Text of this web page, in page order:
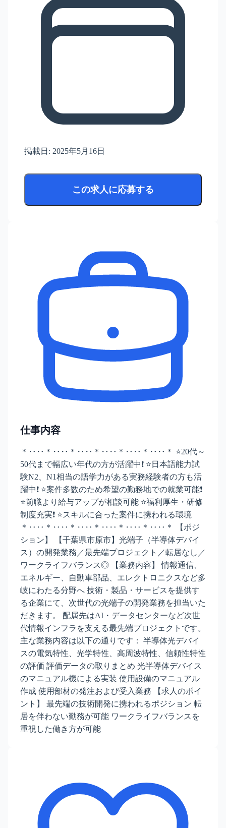
掲載日: 2025年5月16日
この求人に応募する
仕事内容
＊‥‥＊‥‥＊‥‥＊‥‥＊‥‥＊‥‥＊ ⭐20代～
50代まで幅広い年代の方が活躍中❗ ⭐日本語能力試
験N2、N1相当の語学力がある実務経験者の方も活
躍中❗ ⭐案件多数のため希望の勤務地での就業可能❗
⭐前職より給与アップが相談可能 ⭐福利厚生・研修
制度充実❗ ⭐スキルに合った案件に携われる環境
＊‥‥＊‥‥＊‥‥＊‥‥＊‥‥＊‥‥＊ 【ポジ
ション】 【千葉県市原市】光端子（半導体デバイ
ス）の開発業務／最先端プロジェクト／転居なし／
ワークライフバランス◎ 【業務内容】 情報通信、
エネルギー、自動車部品、エレクトロニクスなど多
岐にわたる分野へ 技術・製品・サービスを提供す
る企業にて、次世代の光端子の開発業務を担当いた
だきます。 配属先はAI・データセンターなど次世
代情報インフラを支える最先端プロジェクトです。
主な業務内容は以下の通りです： 半導体光デバイ
スの電気特性、光学特性、高周波特性、信頼性特性
の評価 評価データの取りまとめ 光半導体デバイス
のマニュアル機による実装 使用設備のマニュアル
作成 使用部材の発注および受入業務 【求人のポイ
ント】 最先端の技術開発に携われるポジション 転
居を伴わない勤務が可能 ワークライフバランスを
重視した働き方が可能